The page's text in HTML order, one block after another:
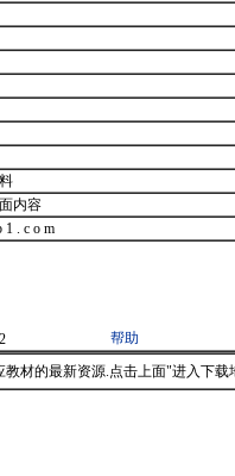
内容
. c o m
帮助
材的最新资源.点击上面"进入下